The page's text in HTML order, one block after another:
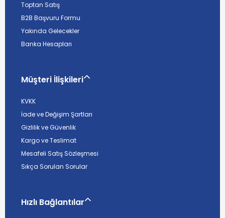
Toptan Satış
B2B Başvuru Formu
Yakında Gelecekler
Banka Hesapları
Müşteri İlişkileri
KVKK
İade ve Değişim Şartları
Gizlilik ve Güvenlik
Kargo ve Teslimat
Mesafeli Satış Sözleşmesi
Sıkça Sorulan Sorular
Hızlı Bağlantılar